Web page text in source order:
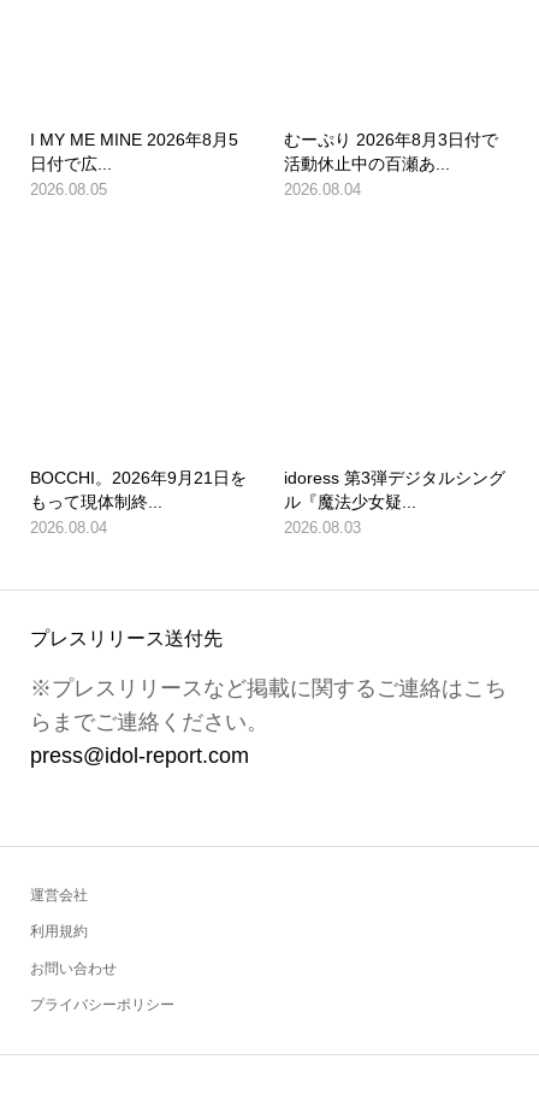
I MY ME MINE 2026年8月5
日付で広...
2026.08.05
むーぷり 2026年8月3日付で
活動休止中の百瀬あ...
2026.08.04
BOCCHI。2026年9月21日を
もって現体制終...
2026.08.04
idoress 第3弾デジタルシング
ル『魔法少女疑...
2026.08.03
プレスリリース送付先
※プレスリリースなど掲載に関するご連絡はこち
らまでご連絡ください。
press@idol-report.com
運営会社
利用規約
お問い合わせ
プライバシーポリシー